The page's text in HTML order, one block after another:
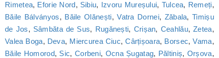
Rimetea, Eforie Nord, Sibiu, Izvoru Mureșului, Tulcea, Remeți,
Băile Bálványos, Băile Olănești,Vatra Dornei, Zăbala,Timișu
de Jos, Sâmbăta de Sus, Rugănești, Crișan, Ceahlău,Zetea,
Valea Boga, Deva, Miercurea Ciuc,Cârțișoara, Borsec,Vama,
Băile Homorod, Sic, Corbeni, Ocna Șugatag, Păltiniș, Orșova,